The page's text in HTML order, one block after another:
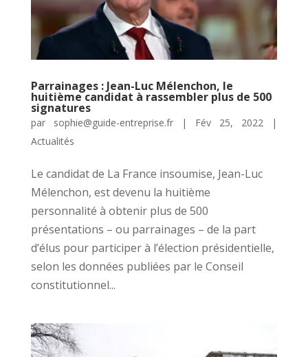
Parrainages : Jean-Luc Mélenchon, le
huitième candidat à rassembler plus de 500
signatures
par sophie@guide-entreprise.fr| Fév 25, 2022 |
Actualités
Le candidat de La France insoumise, Jean-Luc
Mélenchon, est devenu la huitième
personnalité à obtenir plus de 500
présentations – ou parrainages – de la part
d’élus pour participer à l’élection présidentielle,
selon les données publiées par le Conseil
constitutionnel...